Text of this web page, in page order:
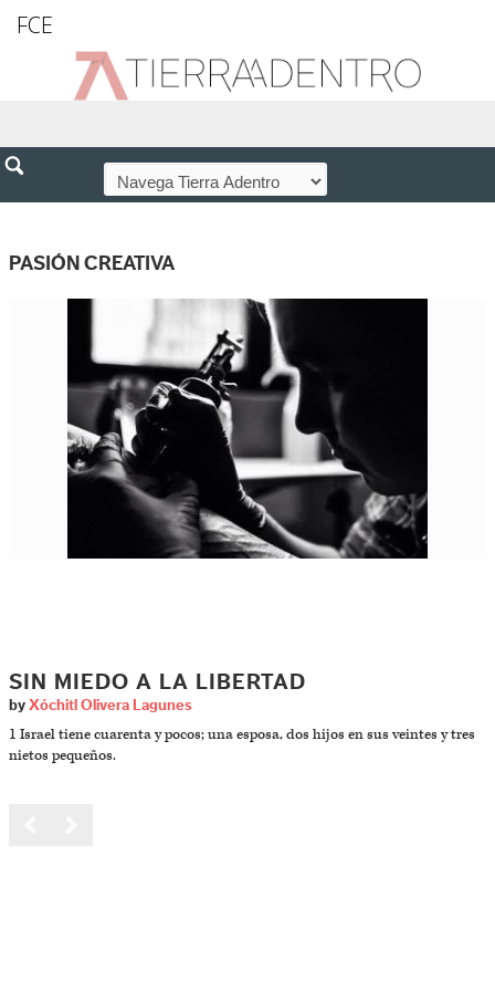
FCE
PASIÓN CREATIVA
SIN MIEDO A LA LIBERTAD
by Xóchitl Olivera Lagunes
1 Israel tiene cuarenta y pocos; una esposa, dos hijos en sus veintes y tres
nietos pequeños.